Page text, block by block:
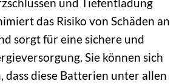
das Risiko von Schäden an
sorgt für eine sichere und
Sie können sich
dass diese Batterien unter allen